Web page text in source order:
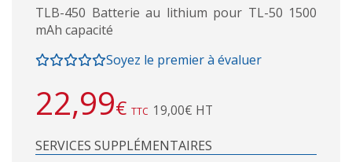
TLB-450 Batterie au lithium pour TL-50 1500
mAh capacité
Soyez le premier à évaluer
22,99€ TTC 19,00€ HT
SERVICES SUPPLÉMENTAIRES